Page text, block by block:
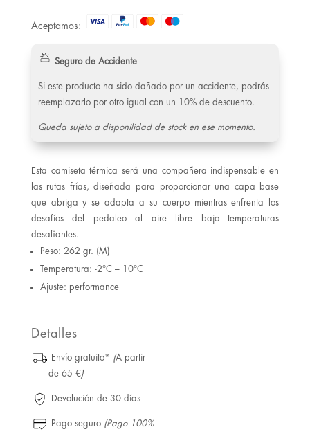
Aceptamos:
Seguro de Accidente
Si este producto ha sido dañado por un accidente, podrás
reemplazarlo por otro igual con un 10% de descuento.
Queda sujeto a disponilidad de stock en ese momento.
Esta camiseta térmica será una compañera indispensable en
las rutas frías, diseñada para proporcionar una capa base
que abriga y se adapta a su cuerpo mientras enfrenta los
desafíos del pedaleo al aire libre bajo temperaturas
desafiantes.
Peso: 262 gr. (M)
Temperatura: -2°C – 10°C
Ajuste: performance
Detalles
Envío gratuito* (A partir
de 65 €)
Devolución de 30 días
Pago seguro (Pago 100%